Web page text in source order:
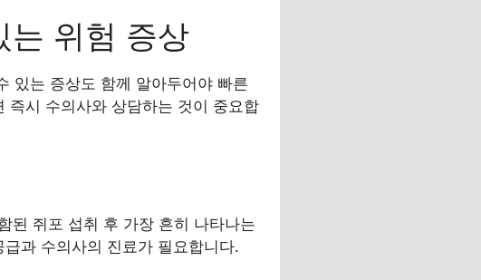
는 위험 증상
있는 증상도 함께 알아두어야 빠른
즉시 수의사와 상담하는 것이 중요합
된 쥐포 섭취 후 가장 흔히 나타나는
과 수의사의 진료가 필요합니다.